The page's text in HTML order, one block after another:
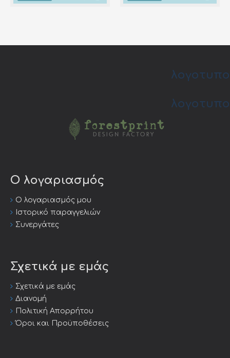
λογοτυπο
λογοτυπο
Ο λογαριασμός
Ο λογαριασμός μου
Ιστορικό παραγγελιών
Συνεργάτες
Σχετικά με εμάς
Σχετικά με εμάς
Διανομή
Πολιτική Απορρήτου
Όροι και Προϋποθέσεις